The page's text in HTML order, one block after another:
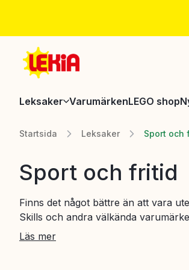
Leksaker VarumärkenLEGO shop
Startsida Leksaker Sport och
Sport och fritid
Finns det något bättre än att vara
Skills och andra välkända
skateboards och sparkcyklar – vi
Läs mer